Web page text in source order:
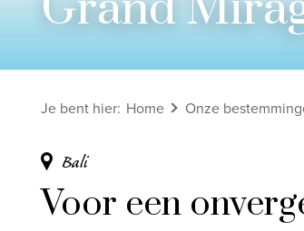
Bekijk alle rondreizen
Ontdek onze thema's
Huwelijksreis
Luxury
Bekijk alle thema's
Je bent hier: Home Onze
Bali
Voor een